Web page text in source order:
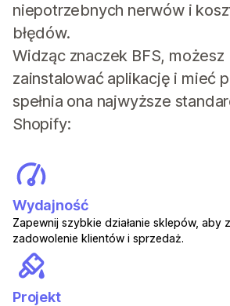
niepotrzebnych nerwów i
błędów.
Widząc znaczek BFS,
zainstalować aplikację i mieć
spełnia ona najwyższe
Shopify:
Wydajność
Zapewnij szybkie działanie sklepów, aby
zadowolenie klientów i sprzedaż.
Projekt